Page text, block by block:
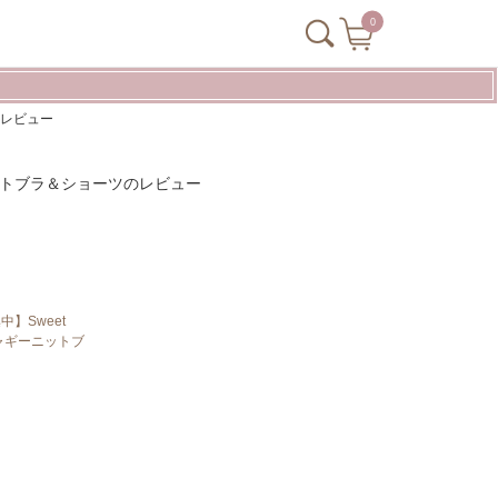
0
ビュー
ブラ＆ショーツのレビュー
】Sweet
ギーニットブ